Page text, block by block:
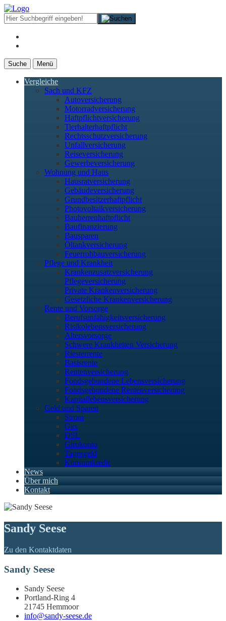
Suche Menü
Vergleiche
Sach und KFZ
Autoversicherung
Motorradversicherung
Haftpflichtversicherung
Tierhalterhaftpflicht
Rechtsschutzversicherung
Unfallversicherung
Reiseversicherung
Gewerbeversicherung
Wohnung und Haus
Hausratversicherung
Gebäudeversicherung
Grundbesitzerhaftpflicht
Photovoltaikversicherung
Bauherrenhaftpflicht
Baufinanzierung
Bausparen
Öltankversicherung
Feuerrohbauversicherung
Pflege und Krankheit
Krankenzusatzversicherung
Pflegeversicherung
Private Krankenversicherung
Gesetzliche Krankenversicherung
Rente und Vorsorge
Berufs­unfähigkeitsversicherung
Risikolebensversicherung
Altersvorsorge
Schwere Krankheiten Versicherung
Riesterrente
Basisrente
Rentenversicherung
Fondsgebundene Lebensversicherung
Fondsgebundene Rentenversicherung
Kapitallebensversicherung
Geld und Sparen
Strom
Gas
DSL
Girokonto
Tagesgeld
Konsumkredit
News
Über mich
Kontakt
Sandy Seese
Zu den Kontaktdaten
Sandy Seese
Sandy Seese
Portland-Ring 4
21745 Hemmoor
info@sandy-seese.de